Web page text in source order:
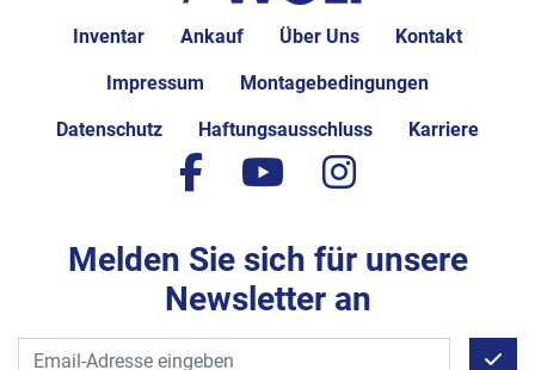
Inventar Ankauf Über Uns Kontakt
Impressum Montagebedingungen
Datenschutz Haftungsausschluss Karriere
facebook
youtubeinstagram
Melden Sie sich für unsere
Newsletter an